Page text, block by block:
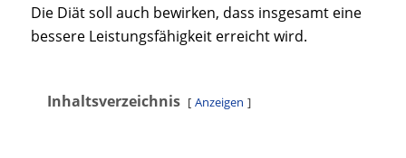
Die Diät soll auch bewirken, dass insgesamt eine
bessere Leistungsfähigkeit erreicht wird.
Inhaltsverzeichnis Anzeigen